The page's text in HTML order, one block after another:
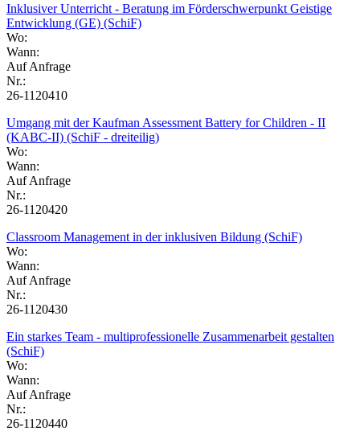
Inklusiver Unterricht - Beratung im Förderschwerpunkt Geistige
Entwicklung (GE) (SchiF)
Wo:
Wann:
Auf Anfrage
Nr.:
26-1120410
Umgang mit der Kaufman Assessment Battery for Children - II
(KABC-II) (SchiF - dreiteilig)
Wo:
Wann:
Auf Anfrage
Nr.:
26-1120420
Classroom Management in der inklusiven Bildung (SchiF)
Wo:
Wann:
Auf Anfrage
Nr.:
26-1120430
Ein starkes Team - multiprofessionelle Zusammenarbeit gestalten
(SchiF)
Wo:
Wann:
Auf Anfrage
Nr.:
26-1120440